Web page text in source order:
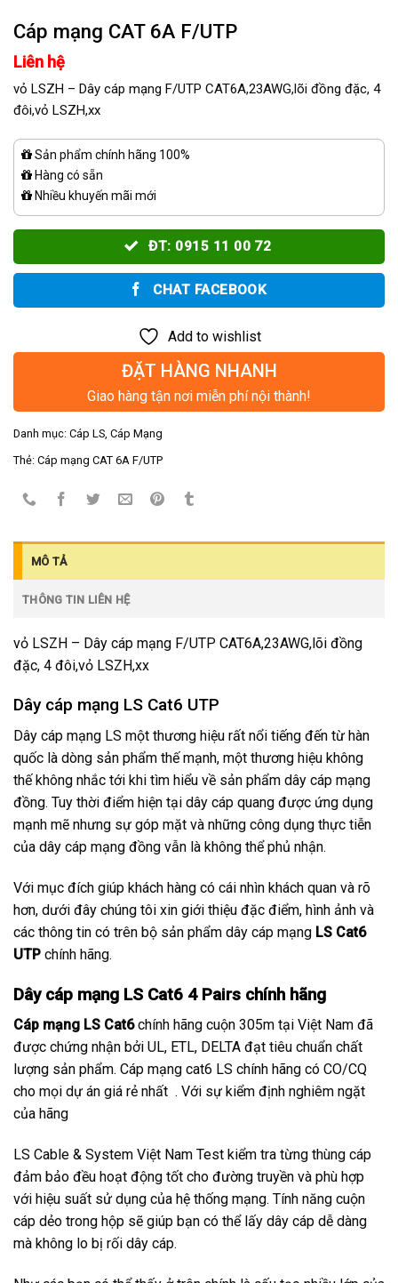
Cáp mạng CAT 6A F/UTP
Liên hệ
vỏ LSZH – Dây cáp mạng F/UTP CAT6A,23AWG,lõi đồng đặc, 4
đôi,vỏ LSZH,xx
Sản phẩm chính hãng 100%
Hàng có sẵn
Nhiều khuyến mãi mới
ĐT: 0915 11 00 72
CHAT FACEBOOK
Add to wishlist
ĐẶT HÀNG NHANH
Giao hàng tận nơi miễn phí nội thành!
Danh mục: Cáp LS Cáp Mạng
Thẻ: Cáp mạng CAT 6A F/UTP
MÔ TẢ
THÔNG TIN LIÊN HỆ
vỏ LSZH – Dây cáp mạng F/UTP CAT6A,23AWG,lõi đồng
đặc, 4 đôi,vỏ LSZH,xx
Dây cáp mạng LS Cat6 UTP
Dây cáp mạng LS một thương hiệu rất nổi tiếng đến từ hàn
quốc là dòng sản phẩm thế mạnh, một thương hiệu không
thế không nhắc tới khi tìm hiểu về sản phẩm dây cáp mạng
đồng. Tuy thời điểm hiện tại dây cáp quang được ứng dụng
mạnh mẽ nhưng sự góp mặt và những công dụng thực tiễn
của dây cáp mạng đồng vẫn là không thể phủ nhận.
Với mục đích giúp khách hàng có cái nhìn khách quan và rõ
hơn, dưới đây chúng tôi xin giới thiệu đặc điểm, hình ảnh và
các thông tin có trên bộ sản phẩm dây cáp mạng LS Cat6
UTP chính hãng.
Dây cáp mạng LS Cat6 4 Pairs chính hãng
Cáp mạng LS Cat6chính hãng cuộn 305m tại Việt Nam đã
được chứng nhận bởi UL, ETL, DELTA đạt tiêu chuẩn chất
lượng sản phẩm. Cáp mạng cat6 LS chính hãng có CO/CQ
cho mọi dự án giá rẻ nhất . Với sự kiểm định nghiêm ngặt
của hãng
LS Cable & System Việt Nam Test kiểm tra từng thùng cáp
đảm bảo đều hoạt động tốt cho đường truyền và phù hợp
với hiệu suất sử dụng của hệ thống mạng. Tính năng cuộn
cáp dẻo trong hộp sẽ giúp bạn có thể lấy dây cáp dễ dàng
mà không lo bị rối dây cáp.